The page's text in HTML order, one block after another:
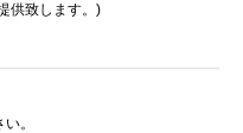
供致します。)
。